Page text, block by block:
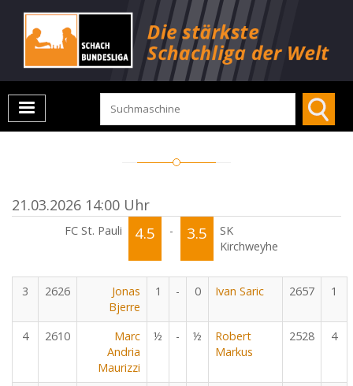
21.03.2026 14:00 Uhr
FC St. Pauli 4.5 - 3.5
SK
Kirchweyhe
3 2626
Jonas
Bjerre
1 - 0 Ivan Saric 2657 1
4 2610
Marc
Andria
Maurizzi
½ - ½
Robert
Markus
2528 4